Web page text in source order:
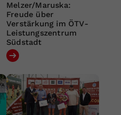
Melzer/Maruska:
Freude über
Verstärkung im ÖTV-
Leistungszentrum
Südstadt